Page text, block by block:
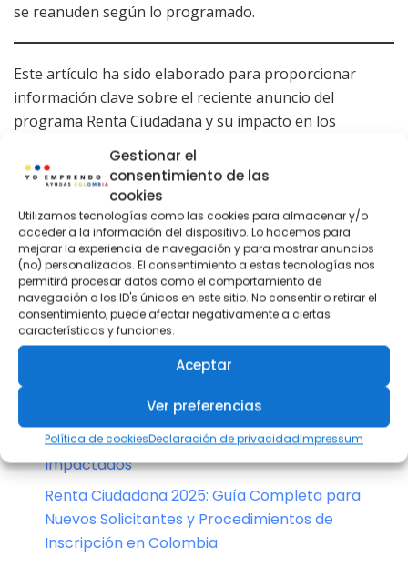
Gestionar el
consentimiento de las
cookies
Utilizamos tecnologías como las cookies para almacenar y/o
acceder a la información del dispositivo. Lo hacemos para
mejorar la experiencia de navegación y para mostrar anuncios
(no) personalizados. El consentimiento a estas tecnologías nos
permitirá procesar datos como el comportamiento de
navegación o los ID's únicos en este sitio. No consentir o retirar el
consentimiento, puede afectar negativamente a ciertas
características y funciones.
Aceptar
Ver preferencias
Política de cookiesDeclaración de privacidadImpressum
se reanuden según lo programado.
Este artículo ha sido elaborado para proporcionar
información clave sobre el reciente anuncio del
programa Renta Ciudadana y su impacto en los
beneficiarios. Manténgase informado visitando
regularmente las páginas oficiales de Prosperidad
Social para recibir actualizaciones y apoyo adicional.
Cómo Reducir Los intereses y Pagar en menos
tiempo Crédito Hipotecario Y Leasing
Habitacional
Este 2025 aplica la Ley 546 de Vivienda a tu
favor!
¿Por qué no llegan los pagos del subsidio
Subsidio que Aumentará 150.000 Pesos en 2025:
Más de un Millón de Beneficiarios se Verán
Impactados
Renta Ciudadana 2025: Guía Completa para
Nuevos Solicitantes y Procedimientos de
Inscripción en Colombia